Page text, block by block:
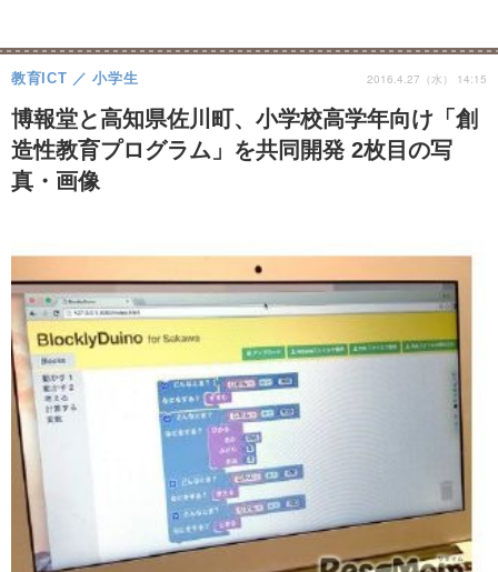
博報堂と高知県佐川町、小学校高学年向け「創
造性教育プログラム」を共同開発 2枚目の写
真・画像
教育ICT 小学生 2016.4.27（水） 14:15